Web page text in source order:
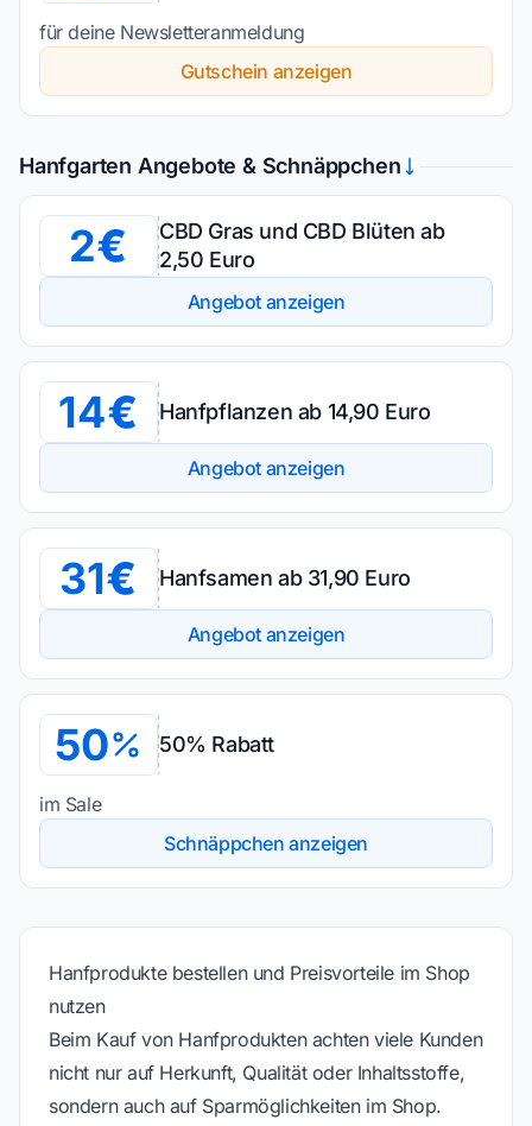
für deine Newsletteranmeldung
Gutschein anzeigen
Hanfgarten Angebote & Schnäppchen
2
CBD Gras und CBD Blüten ab
2,50 Euro
Angebot anzeigen
14 Hanfpflanzen ab 14,90 Euro
Angebot anzeigen
31 Hanfsamen ab 31,90 Euro
Angebot anzeigen
50 50% Rabatt
im Sale
Schnäppchen anzeigen
Hanfprodukte bestellen und Preisvorteile im Shop
nutzen
Beim Kauf von Hanfprodukten achten viele Kunden
nicht nur auf Herkunft, Qualität oder Inhaltsstoffe,
sondern auch auf Sparmöglichkeiten im Shop.